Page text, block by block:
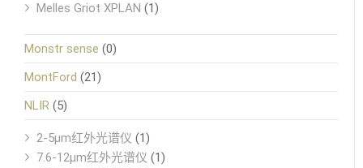
Melles Griot XPLAN (1)
Monstr sense (0)
MontFord (21)
NLIR (5)
2-5μm红外光谱仪 (1)
7.6-12μm红外光谱仪 (1)